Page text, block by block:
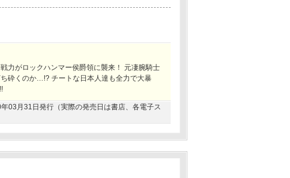
力がロックハンマー侯爵領に襲来！ 元凄腕騎士
砕くのか…!? チートな日本人達も全力で大暴
03月31日発行（実際の発売日は書店、各電子ス